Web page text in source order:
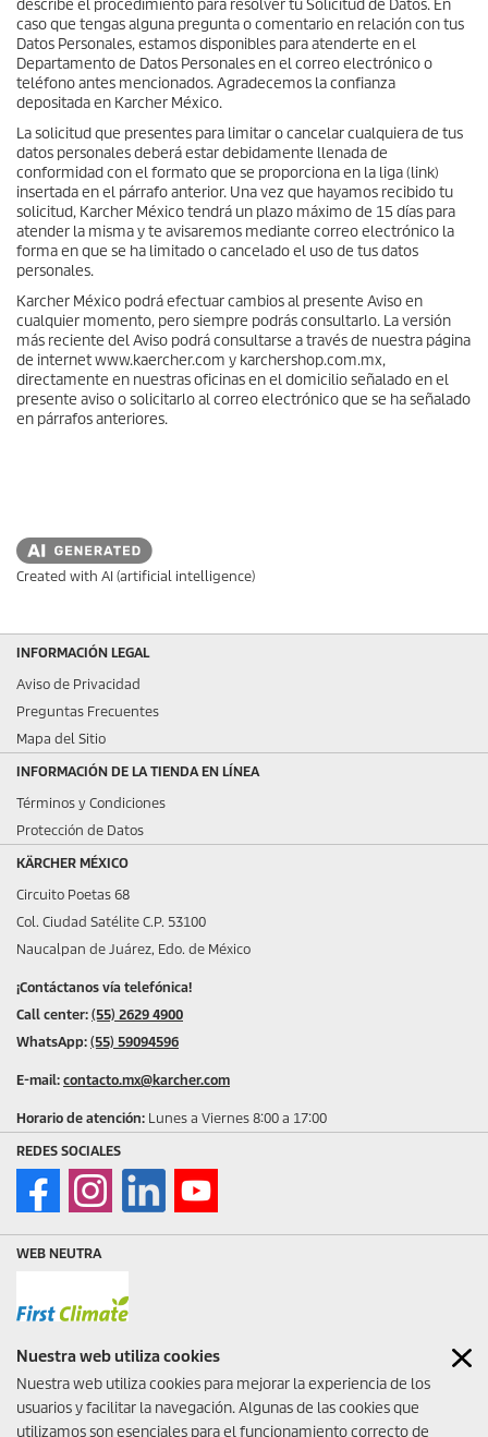
Nuestra web utiliza cookies
Nuestra web utiliza cookies para mejorar la experiencia de los
usuarios y facilitar la navegación. Algunas de las cookies que
utilizamos son esenciales para el funcionamiento correcto de
PROFESIONAL
Cotiza y solicita tu demostración
de equipos profesionales para tu
describe el procedimiento para resolver tu Solicitud de Datos. En
caso que tengas alguna pregunta o comentario en relación con tus
Datos Personales, estamos disponibles para atenderte en el
Departamento de Datos Personales en el correo electrónico o
teléfono antes mencionados. Agradecemos la confianza
depositada en Karcher México.
La solicitud que presentes para limitar o cancelar cualquiera de tus
datos personales deberá estar debidamente llenada de
conformidad con el formato que se proporciona en la liga (link)
insertada en el párrafo anterior. Una vez que hayamos recibido tu
solicitud, Karcher México tendrá un plazo máximo de 15 días para
atender la misma y te avisaremos mediante correo electrónico la
forma en que se ha limitado o cancelado el uso de tus datos
personales.
Karcher México podrá efectuar cambios al presente Aviso en
cualquier momento, pero siempre podrás consultarlo. La versión
más reciente del Aviso podrá consultarse a través de nuestra página
de internet www.kaercher.com y karchershop.com.mx,
directamente en nuestras oficinas en el domicilio señalado en el
presente aviso o solicitarlo al correo electrónico que se ha señalado
en párrafos anteriores.
Created with AI (artificial intelligence)
INFORMACIÓN LEGAL
Aviso de Privacidad
Preguntas Frecuentes
Mapa del Sitio
INFORMACIÓN DE LA TIENDA EN LÍNEA
Términos y Condiciones
Protección de Datos
KÄRCHER MÉXICO
Circuito Poetas 68
Col. Ciudad Satélite C.P. 53100
Naucalpan de Juárez, Edo. de México
¡Contáctanos vía telefónica!
Call center: (55) 2629 4900
WhatsApp: (55) 59094596
E-mail: contacto.mx@karcher.com
Horario de atención: Lunes a Viernes 8:00 a 17:00
REDES SOCIALES
WEB NEUTRA